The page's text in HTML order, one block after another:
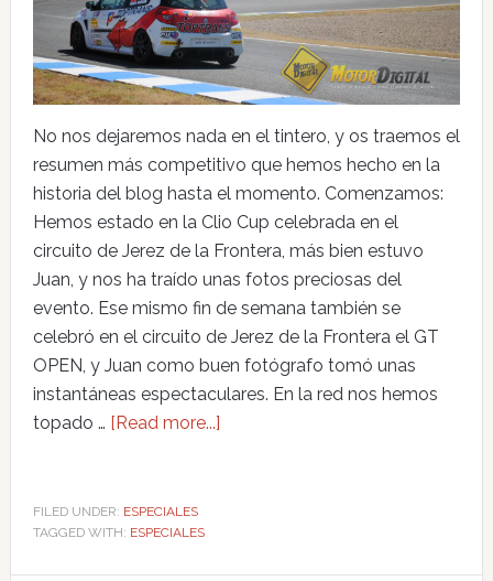
No nos dejaremos nada en el tintero, y os traemos el
resumen más competitivo que hemos hecho en la
historia del blog hasta el momento. Comenzamos:
Hemos estado en la Clio Cup celebrada en el
circuito de Jerez de la Frontera, más bien estuvo
Juan, y nos ha traído unas fotos preciosas del
evento. Ese mismo fin de semana también se
celebró en el circuito de Jerez de la Frontera el GT
OPEN, y Juan como buen fotógrafo tomó unas
instantáneas espectaculares. En la red nos hemos
topado … [Read more...]
FILED UNDER: ESPECIALES
TAGGED WITH: ESPECIALES